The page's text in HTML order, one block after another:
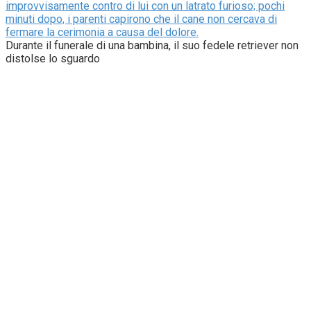
improvvisamente contro di lui con un latrato furioso; pochi
minuti dopo, i parenti capirono che il cane non cercava di
fermare la cerimonia a causa del dolore.
Durante il funerale di una bambina, il suo fedele retriever non
distolse lo sguardo